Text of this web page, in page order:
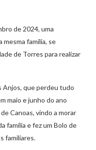
de 2024, uma
mesma família, se
de Torres para realizar
Anjos, que perdeu tudo
maio e junho do ano
Canoas, vindo a morar
família e fez um Bolo de
familiares.